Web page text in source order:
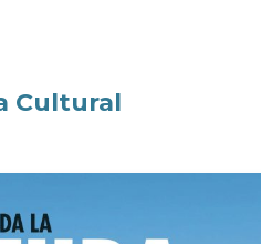
Cultural